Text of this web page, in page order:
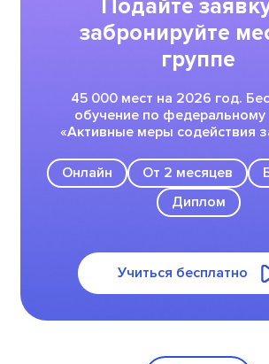
Подайте
забронируйте
группе
45 000 мест на 2026 год.
обучение по федеральному
«Активные меры содействия
Онлайн От 2 месяцев
Диплом
Учиться бесплатно